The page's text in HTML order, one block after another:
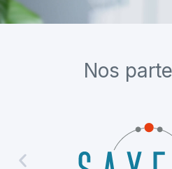
Nos